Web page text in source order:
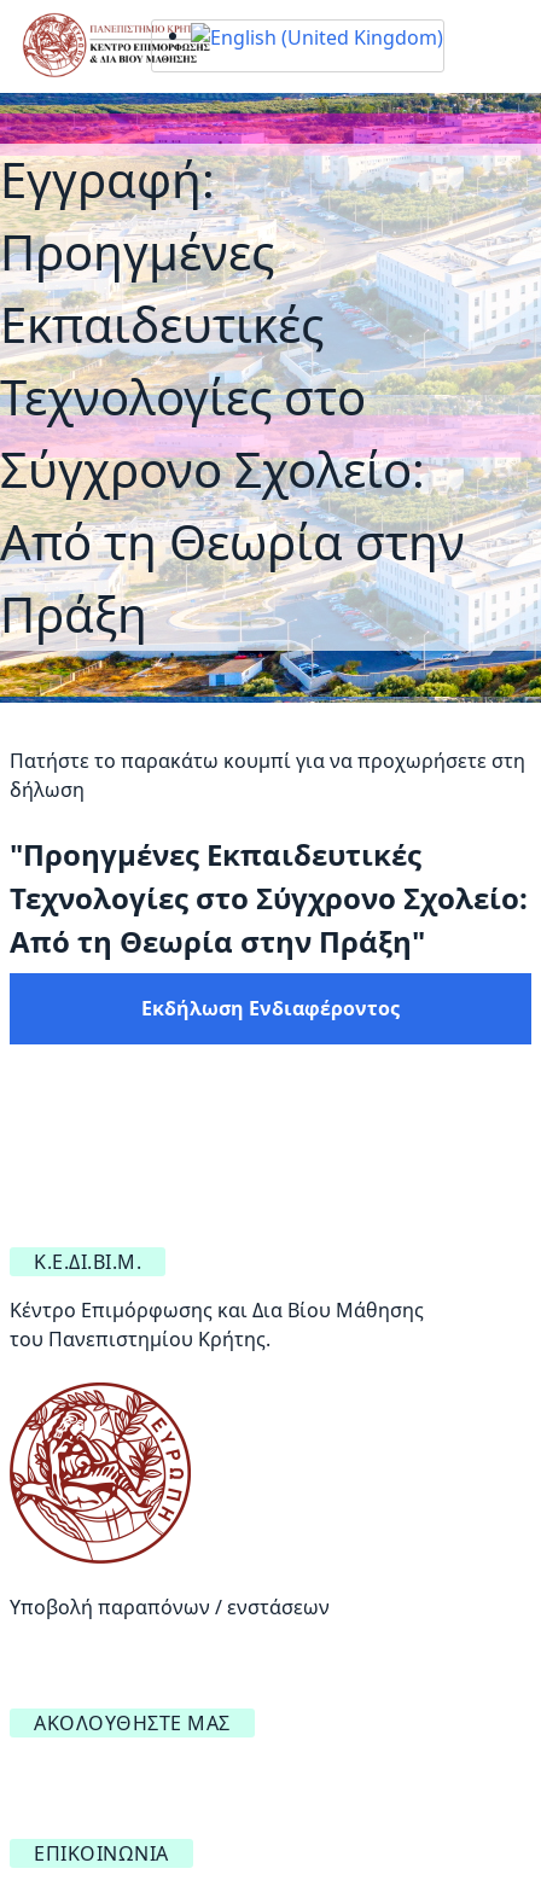
Σημείωση:
Αυτός
ιστότοπος
περιλαμβάνει
ένα
σύστημα
προσβασιμότητας.
Εγγραφή:
Προηγμένες
Εκπαιδευτικές
Τεχνολογίες στο
Σύγχρονο Σχολείο:
Από τη Θεωρία στην
Πράξη
Πατήστε το παρακάτω κουμπί για να προχωρήσετε στη
δήλωση
"Προηγμένες Εκπαιδευτικές
Τεχνολογίες στο Σύγχρονο Σχολείο:
Από τη Θεωρία στην Πράξη"
Εκδήλωση Ενδιαφέροντος
Κ.Ε.ΔΙ.ΒΙ.Μ.
Κέντρο Επιμόρφωσης και Δια Βίου Μάθησης
του Πανεπιστημίου Κρήτης.
Υποβολή παραπόνων / ενστάσεων
ΑΚΟΛΟΥΘΉΣΤΕ ΜΑΣ
ΕΠΙΚΟΙΝΩΝΊΑ